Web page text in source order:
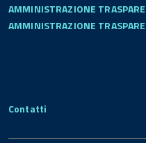
AMMINISTRAZIONE
AMMINISTRAZIONE
Contatti